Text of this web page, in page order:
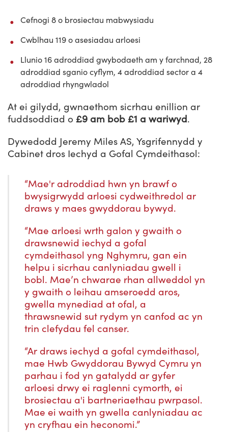
Cefnogi 8 o brosiectau mabwysiadu
Cwblhau 119 o asesiadau arloesi
Llunio 16 adroddiad gwybodaeth am y farchnad, 28
adroddiad sganio cyflym, 4 adroddiad sector a 4
adroddiad rhyngwladol
At ei gilydd, gwnaethom sicrhau enillion ar
fuddsoddiad o £9 am bob £1 a wariwyd.
Dywedodd Jeremy Miles AS, Ysgrifennydd y
Cabinet dros Iechyd a Gofal Cymdeithasol:
“Mae'r adroddiad hwn yn brawf o
bwysigrwydd arloesi cydweithredol ar
draws y maes gwyddorau bywyd.
“Mae arloesi wrth galon y gwaith o
drawsnewid iechyd a gofal
cymdeithasol yng Nghymru, gan ein
helpu i sicrhau canlyniadau gwell i
bobl. Mae’n chwarae rhan allweddol yn
y gwaith o leihau amseroedd aros,
gwella mynediad at ofal, a
thrawsnewid sut rydym yn canfod ac yn
trin clefydau fel canser.
“Ar draws iechyd a gofal cymdeithasol,
mae Hwb Gwyddorau Bywyd Cymru yn
parhau i fod yn gatalydd ar gyfer
arloesi drwy ei raglenni cymorth, ei
brosiectau a'i bartneriaethau pwrpasol.
Mae ei waith yn gwella canlyniadau ac
yn cryfhau ein heconomi.”